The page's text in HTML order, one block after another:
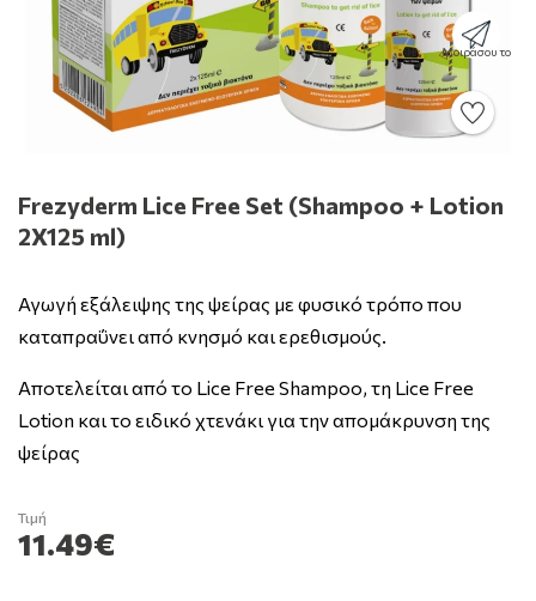
Μοιράσου το
Frezyderm Lice Free Set (Shampoo + Lotion
2X125 ml)
Αγωγή εξάλειψης της ψείρας με φυσικό τρόπο που
καταπραΰνει από κνησμό και ερεθισμούς.
Αποτελείται από το Lice Free Shampoo, τη Lice Free
Lotion και το ειδικό χτενάκι για την απομάκρυνση της
ψείρας
Τιμή
11.49€